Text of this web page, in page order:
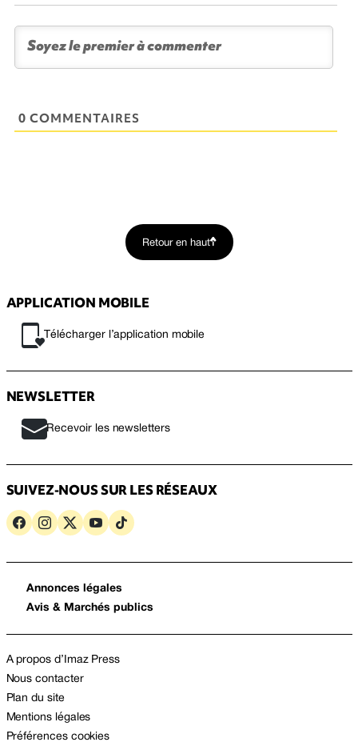
0 COMMENTAIRES
Retour en haut
APPLICATION MOBILE
Télécharger l’application mobile
NEWSLETTER
Recevoir les newsletters
SUIVEZ-NOUS SUR LES RÉSEAUX
Annonces légales
Avis & Marchés publics
A propos d’Imaz Press
Nous contacter
Plan du site
Mentions légales
Préférences cookies